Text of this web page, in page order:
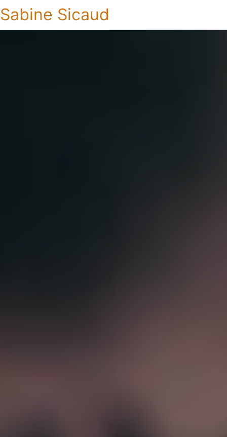
Sabine Sicaud